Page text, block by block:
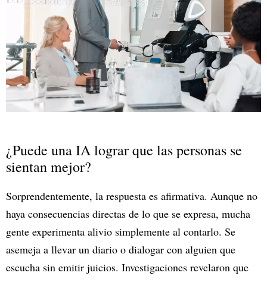
¿Puede una IA lograr que las personas se
sientan mejor?
Sorprendentemente, la respuesta es afirmativa. Aunque no
haya consecuencias directas de lo que se expresa, mucha
gente experimenta alivio simplemente al contarlo. Se
asemeja a llevar un diario o dialogar con alguien que
escucha sin emitir juicios. Investigaciones revelaron que